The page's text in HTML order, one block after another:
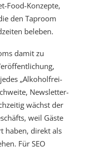
Food-Konzepte,
den Taproom
beleben.
damit zu
„Alkoholfrei-
Newsletter-
wächst der
weil Gäste
haben, direkt als
Für SEO